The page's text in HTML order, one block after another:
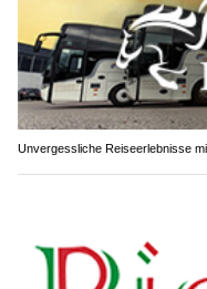
Unvergessliche Reiseerlebnisse